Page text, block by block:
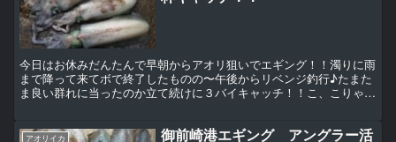
今日はお休みだんたんで早朝からアオリ狙いでエギング！！濁りに雨
まで降って来てボで終了したものの〜午後からリベンジ釣行♪たまた
ま良い群れに当ったのか立て続けに３バイキャッチ！！こ、こりゃま
アオリイカ
御前崎港エギング アングラー活